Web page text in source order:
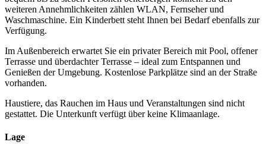
weiteren Annehmlichkeiten zählen WLAN, Fernseher und
Waschmaschine. Ein Kinderbett steht Ihnen bei Bedarf ebenfalls zur
Verfügung.
Im Außenbereich erwartet Sie ein privater Bereich mit Pool, offener
Terrasse und überdachter Terrasse – ideal zum Entspannen und
Genießen der Umgebung. Kostenlose Parkplätze sind an der Straße
vorhanden.
Haustiere, das Rauchen im Haus und Veranstaltungen sind nicht
gestattet. Die Unterkunft verfügt über keine Klimaanlage.
Lage